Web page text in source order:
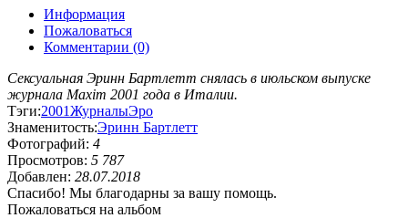
Информация
Пожаловаться
Комментарии (0)
Сексуальная Эринн Бартлетт снялась в июльском выпуске
журнала Maxim 2001 года в Италии.
Тэги:2001ЖурналыЭро
Знаменитость:Эринн Бартлетт
Фотографий: 4
Просмотров: 5 787
Добавлен: 28.07.2018
Спасибо! Мы благодарны за вашу помощь.
Пожаловаться на альбом